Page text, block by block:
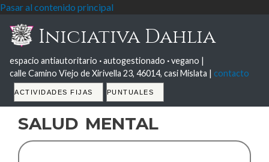
Pasar al contenido principal
Iniciativa Dahlia
espacio antiautoritario ·autogestionado ·vegano |
calle Camino Viejo de Xirivella 23, 46014, casi Mislata | contacto
Tabs
ACTIVIDADES FIJAS PUNTUALES
salud mental